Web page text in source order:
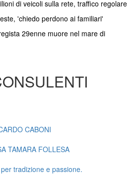
di veicoli sulla rete, traffico regolare
'chiedo perdono ai familiari'
29enne muore nel mare di
CABONI
TAMARA FOLLESA
tradizione e passione.